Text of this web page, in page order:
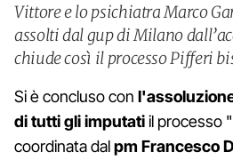
Vittore e lo psichiatra Marco
assolti dal gup di Milano
chiude così il processo Pifferi
Si è concluso con
di tutti gli imputatiil processo
coordinata dalpm Francesco